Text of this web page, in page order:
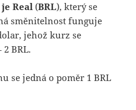
Real (BRL), který se
směnitelnost funguje
jehož kurz se
2 BRL.
se jedná o poměr 1 BRL